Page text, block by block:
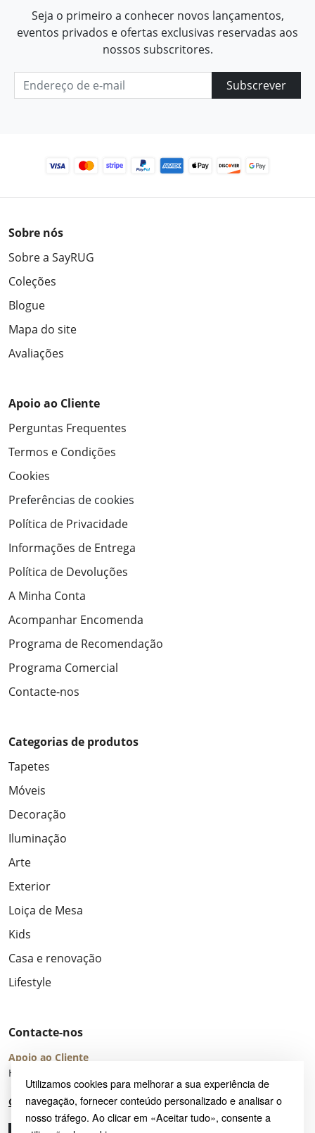
Utilizamos cookies para melhorar a sua experiência de
navegação, fornecer conteúdo personalizado e analisar o
nosso tráfego. Ao clicar em «Aceitar tudo», consente a
Seja o primeiro a conhecer novos lançamentos,
eventos privados e ofertas exclusivas reservadas aos
nossos subscritores.
Subscrever
Sobre nós
Sobre a SayRUG
Coleções
Blogue
Mapa do site
Avaliações
Apoio ao Cliente
Perguntas Frequentes
Termos e Condições
Cookies
Preferências de cookies
Política de Privacidade
Informações de Entrega
Política de Devoluções
A Minha Conta
Acompanhar Encomenda
Programa de Recomendação
Programa Comercial
Contacte-nos
Categorias de produtos
Tapetes
Móveis
Decoração
Iluminação
Arte
Exterior
Loiça de Mesa
Kids
Casa e renovação
Lifestyle
Contacte-nos
Apoio ao Cliente
Horário de Atendimento: seg – sex 8:00 – 16:00 (UTC+2)
Centro de Ajuda